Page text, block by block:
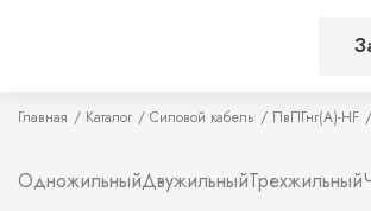
Главная Каталог Силовой кабель ПвПГнг(А)-HF
ОдножильныйДвужильныйТрехжильный